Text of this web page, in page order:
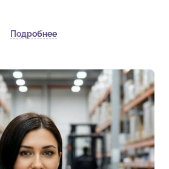
для заказа: 10
Подробнее